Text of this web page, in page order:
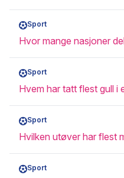
Sport
Hvor mange nasjoner
Sport
Hvem har tatt flest gull i
Sport
Hvilken utøver har flest
Sport